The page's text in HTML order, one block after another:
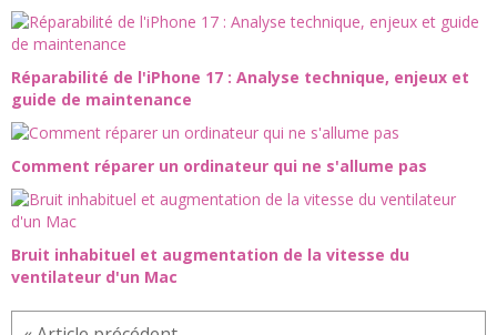
Réparabilité de l'iPhone 17 : Analyse technique, enjeux et
guide de maintenance
Comment réparer un ordinateur qui ne s'allume pas
Bruit inhabituel et augmentation de la vitesse du
ventilateur d'un Mac